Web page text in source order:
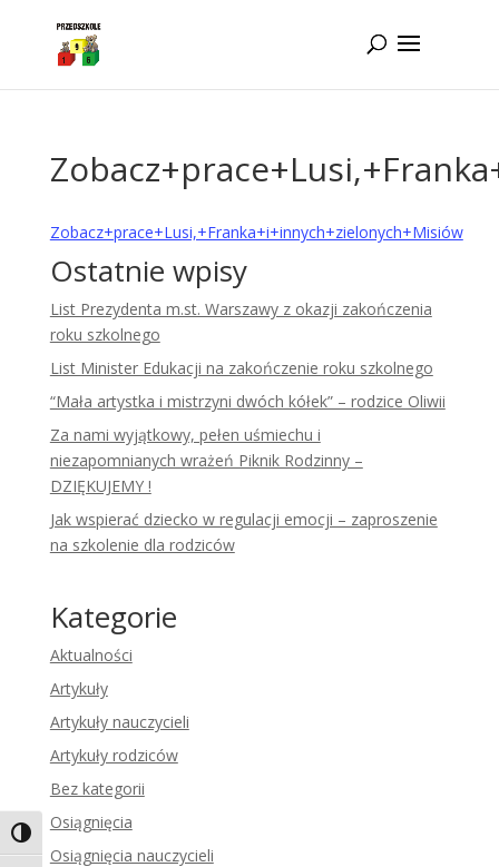
Toggle High Contrast
Zobacz+prace+Lusi,+Franka+i+innych+zielonych+Misiów
Ostatnie wpisy
List Prezydenta m.st. Warszawy z okazji zakończenia
roku szkolnego
List Minister Edukacji na zakończenie roku szkolnego
“Mała artystka i mistrzyni dwóch kółek” – rodzice Oliwii
Za nami wyjątkowy, pełen uśmiechu i
niezapomnianych wrażeń Piknik Rodzinny –
DZIĘKUJEMY !
Jak wspierać dziecko w regulacji emocji – zaproszenie
na szkolenie dla rodziców
Kategorie
Aktualności
Artykuły
Artykuły nauczycieli
Artykuły rodziców
Bez kategorii
Osiągnięcia
Osiągnięcia nauczycieli